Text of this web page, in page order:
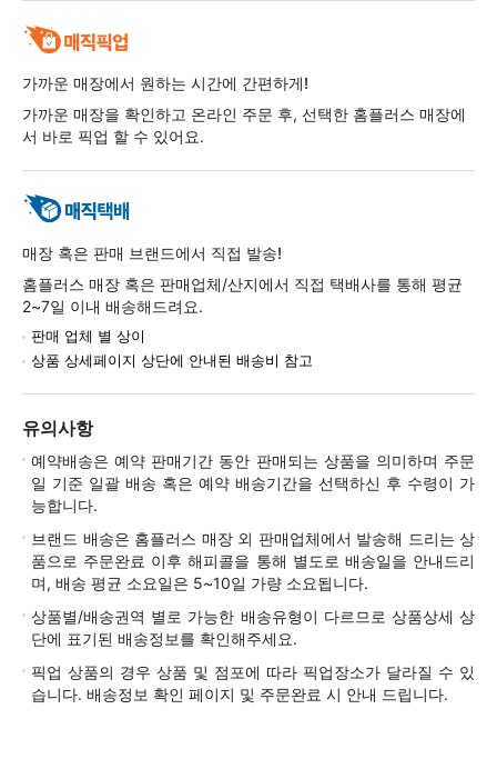
가까운 매장에서 원하는 시간에 간편하게!
가까운 매장을 확인하고 온라인 주문 후, 선택한 홈플러스 매장에
서 바로 픽업 할 수 있어요.
매장 혹은 판매 브랜드에서 직접 발송!
홈플러스 매장 혹은 판매업체/산지에서 직접 택배사를 통해 평균
2~7일 이내 배송해드려요.
판매 업체 별 상이
상품 상세페이지 상단에 안내된 배송비 참고
유의사항
예약배송은 예약 판매기간 동안 판매되는 상품을 의미하며 주문
일 기준 일괄 배송 혹은 예약 배송기간을 선택하신 후 수령이 가
능합니다.
브랜드 배송은 홈플러스 매장 외 판매업체에서 발송해 드리는 상
품으로 주문완료 이후 해피콜을 통해 별도로 배송일을 안내드리
며, 배송 평균 소요일은 5~10일 가량 소요됩니다.
상품별/배송권역 별로 가능한 배송유형이 다르므로 상품상세 상
단에 표기된 배송정보를 확인해주세요.
픽업 상품의 경우 상품 및 점포에 따라 픽업장소가 달라질 수 있
습니다. 배송정보 확인 페이지 및 주문완료 시 안내 드립니다.